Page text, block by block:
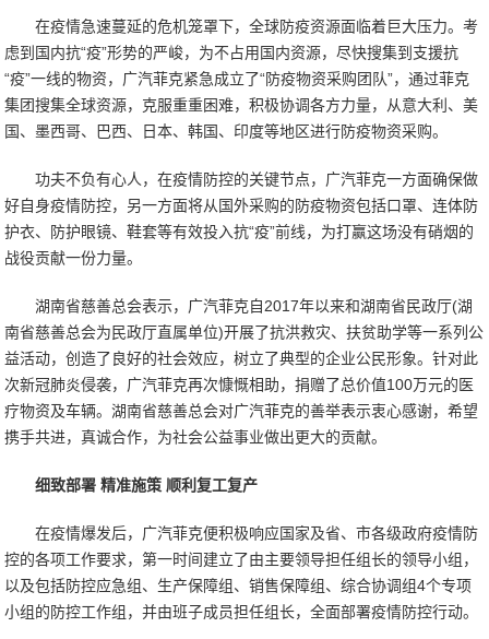
在疫情急速蔓延的危机笼罩下，全球防疫资源面临着巨大压力。考
虑到国内抗“疫”形势的严峻，为不占用国内资源，尽快搜集到支援抗
“疫”一线的物资，广汽菲克紧急成立了“防疫物资采购团队”，通过菲克
集团搜集全球资源，克服重重困难，积极协调各方力量，从意大利、美
国、墨西哥、巴西、日本、韩国、印度等地区进行防疫物资采购。
功夫不负有心人，在疫情防控的关键节点，广汽菲克一方面确保做
好自身疫情防控，另一方面将从国外采购的防疫物资包括口罩、连体防
护衣、防护眼镜、鞋套等有效投入抗“疫”前线，为打赢这场没有硝烟的
战役贡献一份力量。
湖南省慈善总会表示，广汽菲克自2017年以来和湖南省民政厅(湖
南省慈善总会为民政厅直属单位)开展了抗洪救灾、扶贫助学等一系列公
益活动，创造了良好的社会效应，树立了典型的企业公民形象。针对此
次新冠肺炎侵袭，广汽菲克再次慷慨相助，捐赠了总价值100万元的医
疗物资及车辆。湖南省慈善总会对广汽菲克的善举表示衷心感谢，希望
携手共进，真诚合作，为社会公益事业做出更大的贡献。
细致部署 精准施策 顺利复工复产
在疫情爆发后，广汽菲克便积极响应国家及省、市各级政府疫情防
控的各项工作要求，第一时间建立了由主要领导担任组长的领导小组，
以及包括防控应急组、生产保障组、销售保障组、综合协调组4个专项
小组的防控工作组，并由班子成员担任组长，全面部署疫情防控行动。